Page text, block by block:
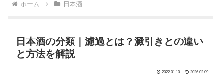
ホーム 日本酒
日本酒の分類｜濾過とは？澱引きとの違い
と方法を解説
2022.01.10 2026.02.09